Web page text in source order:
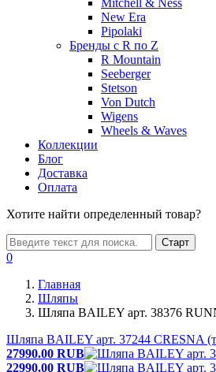
Mitchell & Ness
New Era
Pipolaki
Бренды с R по Z
R Mountain
Seeberger
Stetson
Von Dutch
Wigens
Wheels & Waves
Коллекции
Блог
Доставка
Оплата
Хотите найти определенный товар?
Старт
0
Главная
Шляпы
Шляпа BAILEY арт. 38376
Шляпа BAILEY арт. 37244 CRESNA
27990.00 RUB
22990.00 RUB